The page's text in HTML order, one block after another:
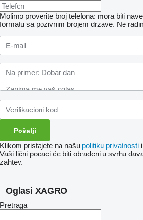
Molimo proverite broj telefona: mora biti
formatu sa pozivnim brojem države. Ne
Klikom pristajete na našu politiku privatnosti i
Vaši lični podaci će biti obrađeni u svrhu
zahtev.
Oglasi XAGRO
Pretraga